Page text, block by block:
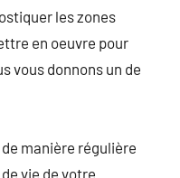
les zones
en oeuvre pour
vous donnons un de
de manière régulière
vie de votre